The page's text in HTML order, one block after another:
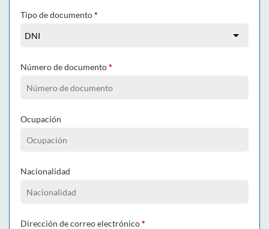
Tipo de documento*
Número de documento*
Ocupación
Nacionalidad
Dirección de correo electrónico*